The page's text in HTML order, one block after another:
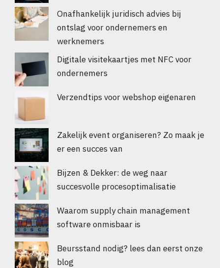
Onafhankelijk juridisch advies bij
ontslag voor ondernemers en
werknemers
Digitale visitekaartjes met NFC voor
ondernemers
Verzendtips voor webshop eigenaren
Zakelijk event organiseren? Zo maak je
er een succes van
Bijzen & Dekker: de weg naar
succesvolle procesoptimalisatie
Waarom supply chain management
software onmisbaar is
Beursstand nodig? lees dan eerst onze
blog